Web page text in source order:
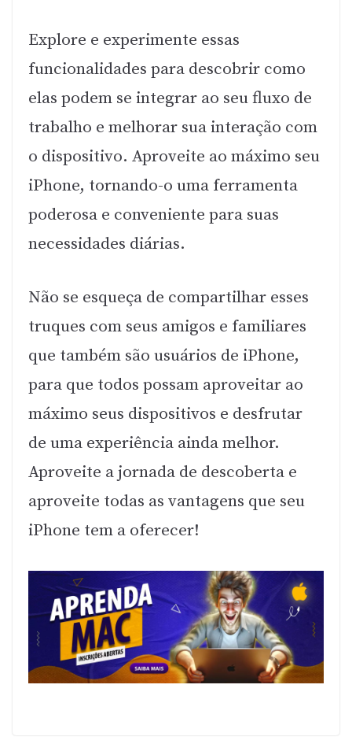
Explore e experimente essas
funcionalidades para descobrir como
elas podem se integrar ao seu fluxo de
trabalho e melhorar sua interação com
o dispositivo. Aproveite ao máximo seu
iPhone, tornando-o uma ferramenta
poderosa e conveniente para suas
necessidades diárias.
Não se esqueça de compartilhar esses
truques com seus amigos e familiares
que também são usuários de iPhone,
para que todos possam aproveitar ao
máximo seus dispositivos e desfrutar
de uma experiência ainda melhor.
Aproveite a jornada de descoberta e
aproveite todas as vantagens que seu
iPhone tem a oferecer!